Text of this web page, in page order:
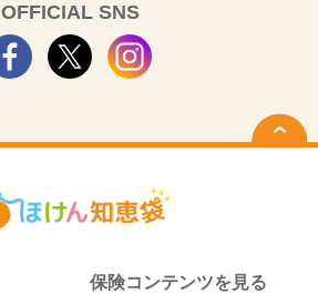
OFFICIAL SNS
保険コンテンツを見る